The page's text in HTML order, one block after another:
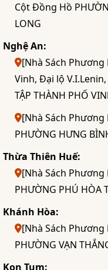
Cột Đồng Hồ
LONG
Nghệ An:
[Nhà Sách Phương
Vinh, Đại lộ
TẬP THÀNH PHỐ
[Nhà Sách Phương
PHƯỜNG HƯNG
Thừa Thiên Huế:
[Nhà Sách
PHƯỜNG PHÚ HÒA
Khánh Hòa:
[Nhà Sách
PHƯỜNG VẠN
Kon Tum: